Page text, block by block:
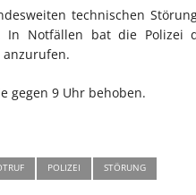
technischen
In Notfällen bat die Polizei
anzurufen.
gegen 9 Uhr behoben.
POLIZEI STÖRUNG